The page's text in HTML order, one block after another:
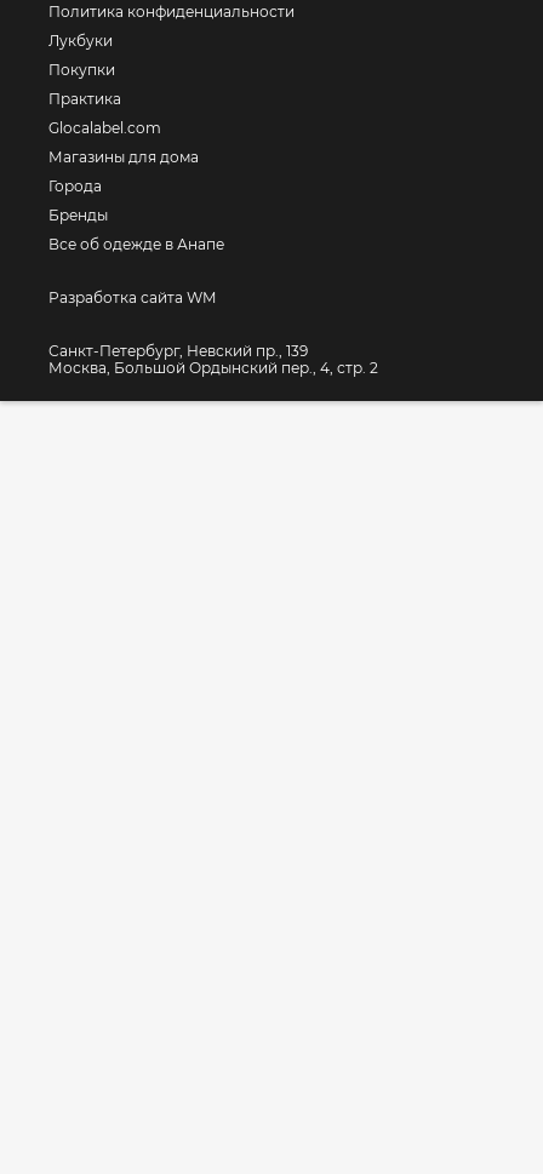
Политика конфиденциальности
Лукбуки
Покупки
Практика
Glocalabel.com
Магазины для дома
Города
Бренды
Все об одежде в Анапе
Разработка сайта WM
Санкт-Петербург, Невский пр., 139
Москва, Большой Ордынский пер., 4, стр. 2